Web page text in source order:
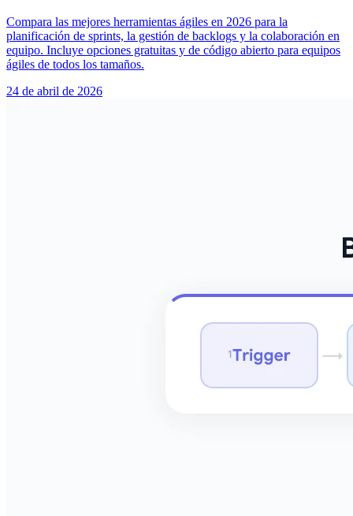
Compara las mejores herramientas ágiles en 2026 para la
planificación de sprints, la gestión de backlogs y la colaboración en
equipo. Incluye opciones gratuitas y de código abierto para equipos
ágiles de todos los tamaños.
24 de abril de 2026